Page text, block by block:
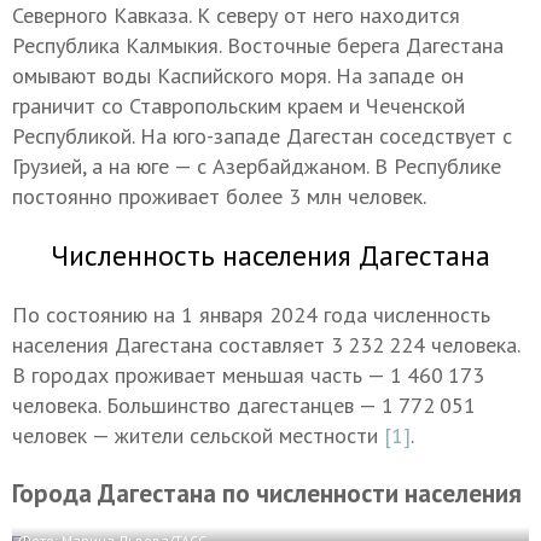
Северного Кавказа. К северу от него находится
Республика Калмыкия. Восточные берега Дагестана
омывают воды Каспийского моря. На западе он
граничит со Ставропольским краем и Чеченской
Республикой. На юго-западе Дагестан соседствует с
Грузией, а на юге — с Азербайджаном. В Республике
постоянно проживает более 3 млн человек.
Численность населения Дагестана
По состоянию на 1 января 2024 года численность
населения Дагестана составляет 3 232 224 человека.
В городах проживает меньшая часть — 1 460 173
человека. Большинство дагестанцев — 1 772 051
человек — жители сельской местности [1].
Города Дагестана по численности населения